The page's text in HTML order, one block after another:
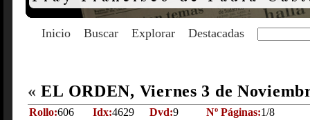
Inicio Buscar Explorar Destacadas
« EL ORDEN, Viernes 3 de
Rollo:606 Idx:4629 Dvd:9 Nº Páginas:1/8